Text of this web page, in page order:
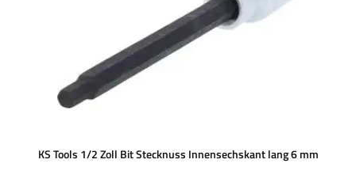
KS Tools 1/2 Zoll Bit Stecknuss Innensechskant lang 6 mm